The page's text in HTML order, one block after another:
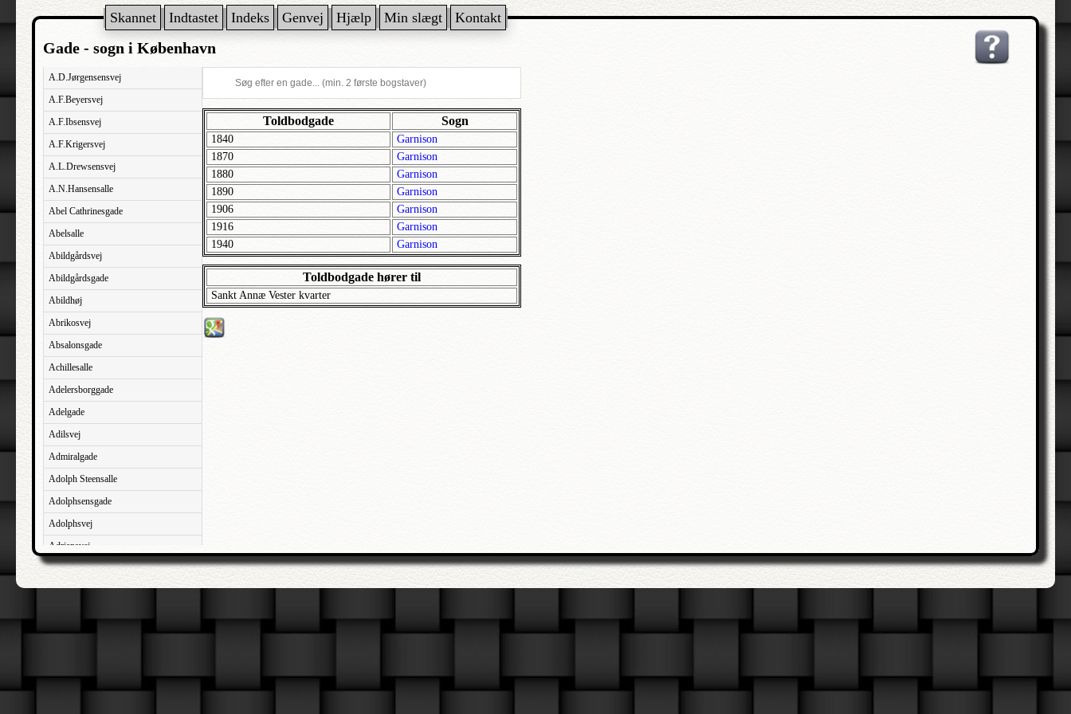
Skannet Indtastet Indeks Genvej Hjælp Min slægt Kontakt
Gade - sogn i København
A.D.Jørgensensvej
A.F.Beyersvej
A.F.Ibsensvej
A.F.Krigersvej
A.L.Drewsensvej
A.N.Hansensalle
Abel Cathrinesgade
Abelsalle
Abildgårdsvej
Abildgårdsgade
Abildhøj
Abrikosvej
Absalonsgade
Achillesalle
Adelersborggade
Adelgade
Adilsvej
Admiralgade
Adolph Steensalle
Adolphsensgade
Adolphsvej
Adriansvej
Aftenbakken
Agavevej
Agermosen
Agersøgade
Toldbodgade Sogn
1840
Garnison
1870
Garnison
1880
Garnison
1890
Garnison
1906
Garnison
1916
Garnison
1940
Garnison
Toldbodgade hører til
Sankt Annæ Vester kvarter